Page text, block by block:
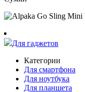
Для гаджетов
Категории
Для смартфона
Для ноутбука
Для планшета